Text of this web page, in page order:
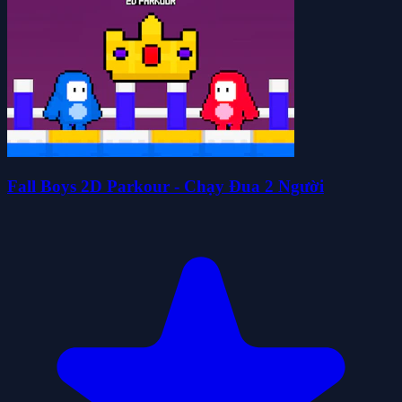
Fall Boys 2D Parkour - Chạy Đua 2 Người